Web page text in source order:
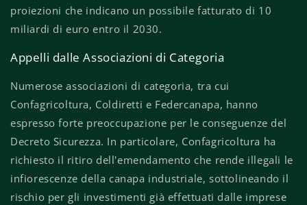
proiezioni che indicano un possibile fatturato di 10
miliardi di euro entro il 2030.
Appelli dalle Associazioni di Categoria
Numerose associazioni di categoria, tra cui
Confagricoltura, Coldiretti e Federcanapa, hanno
espresso forte preoccupazione per le conseguenze del
Decreto Sicurezza. In particolare, Confagricoltura ha
richiesto il ritiro dell'emendamento che rende illegali le
infiorescenze della canapa industriale, sottolineando il
rischio per gli investimenti già effettuati dalle imprese